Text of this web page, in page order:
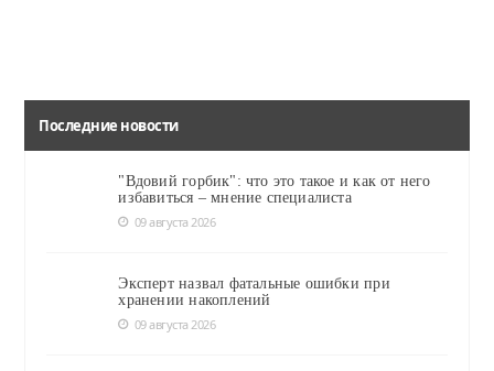
Последние новости
"Вдовий горбик": что это такое и как от него
избавиться – мнение специалиста
09 августа 2026
Эксперт назвал фатальные ошибки при
хранении накоплений
09 августа 2026